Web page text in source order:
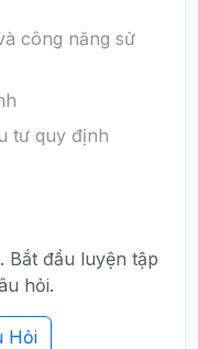
công năng sử
tư quy định
Bắt đầu luyện tập
hỏi.
Hỏi